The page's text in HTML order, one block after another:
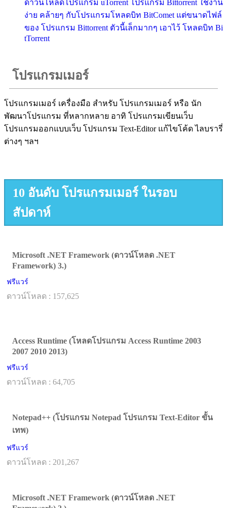
ดาวน์โหลดโปรแกรม uTorrent โปรแกรม Bittorrent ใช้งาน
ง่าย คล้ายๆ กับโปรแกรมโหลดบิท BitComet แต่ขนาดไฟล์
ของ โปรแกรม Bittorrent ตัวนี้เล็กมากๆ เอาไว้ โหลดบิท Bi
tTorrent
โปรแกรมเมอร์
โปรแกรมเมอร์ เครื่องมือ สำหรับ โปรแกรมเมอร์ หรือ นัก
พัฒนาโปรแกรม ที่หลากหลาย อาทิ โปรแกรมเขียนเว็บ
โปรแกรมออกแบบเว็บ โปรแกรม Text-Editor แก้ไขโค้ด ไลบรารี่
ต่างๆ ฯลฯ
10 อันดับ โปรแกรมเมอร์ ในรอบ
สัปดาห์
Microsoft .NET Framework (ดาวน์โหลด .NET
Framework) 3.)
ฟรีแวร์
ดาวน์โหลด : 157,625
Access Runtime (โหลดโปรแกรม Access Runtime 2003
2007 2010 2013)
ฟรีแวร์
ดาวน์โหลด : 64,705
Notepad++ (โปรแกรม Notepad โปรแกรม Text-Editor ขั้น
เทพ)
ฟรีแวร์
ดาวน์โหลด : 201,267
Microsoft .NET Framework (ดาวน์โหลด .NET